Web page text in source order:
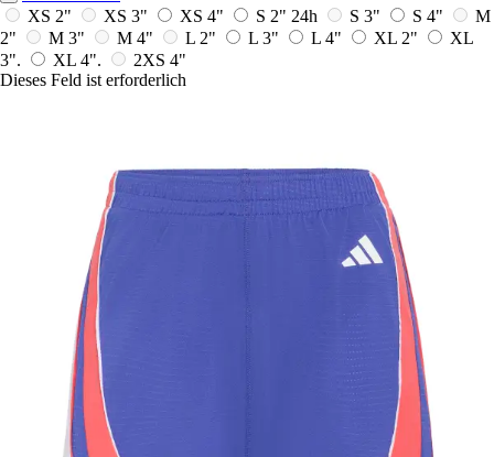
XS 2"
XS 3" XS 4" S 2" 24h S 3" S 4"
M
2"
M 3" M 4" L 2" L 3" L 4" XL 2"
XL
3".
XL 4".
2XS 4"
Dieses Feld ist erforderlich